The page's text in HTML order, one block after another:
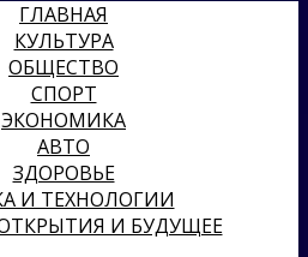
ГЛАВНАЯ
КУЛЬТУРА
ОБЩЕСТВО
СПОРТ
ЭКОНОМИКА
АВТО
ЗДОРОВЬЕ
И ТЕХНОЛОГИИ
И БУДУЩЕЕ